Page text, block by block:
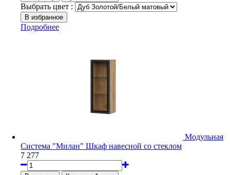
Выбрать цвет :
Подробнее
Модульная
Система "Милан" Шкаф навесной со стеклом
7 277